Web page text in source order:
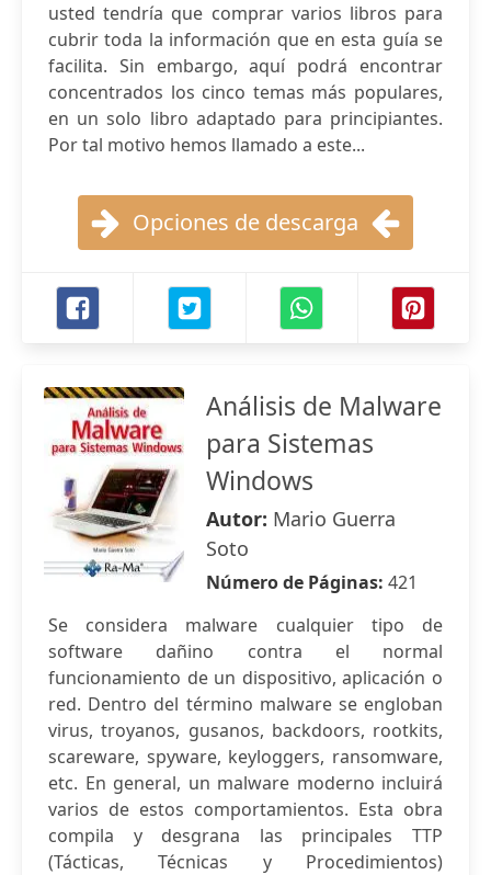
usted tendría que comprar varios libros para
cubrir toda la información que en esta guía se
facilita. Sin embargo, aquí podrá encontrar
concentrados los cinco temas más populares,
en un solo libro adaptado para principiantes.
Por tal motivo hemos llamado a este...
Opciones de descarga
Análisis de Malware
para Sistemas
Windows
Autor: Mario Guerra
Soto
Número de Páginas: 421
Se considera malware cualquier tipo de
software dañino contra el normal
funcionamiento de un dispositivo, aplicación o
red. Dentro del término malware se engloban
virus, troyanos, gusanos, backdoors, rootkits,
scareware, spyware, keyloggers, ransomware,
etc. En general, un malware moderno incluirá
varios de estos comportamientos. Esta obra
compila y desgrana las principales TTP
(Tácticas, Técnicas y Procedimientos)